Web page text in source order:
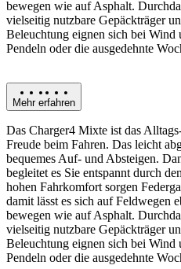
bewegen wie auf Asphalt.
vielseitig nutzbare Gepäckträger
Beleuchtung eignen sich bei Wind
Pendeln oder die ausgedehnte
Mehr erfahren
Das Charger4 Mixte ist das
Freude beim Fahren. Das leicht
bequemes Auf- und Absteigen.
begleitet es Sie entspannt durch
hohen Fahrkomfort sorgen
damit lässt es sich auf Feldwegen
bewegen wie auf Asphalt.
vielseitig nutzbare Gepäckträger
Beleuchtung eignen sich bei Wind
Pendeln oder die ausgedehnte